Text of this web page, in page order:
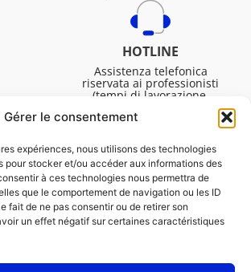
Gérer le consentement
expériences, nous utilisons des technologies
pour stocker et/ou accéder aux informations des
à ces technologies nous permettra de
que le comportement de navigation ou les ID
fait de ne pas consentir ou de retirer son
un effet négatif sur certaines caractéristiques
HOTLINE
Assistenza telefonica
riservata ai professionisti
(tempi di lavorazione,
Dal lunedì al venerdì dalle